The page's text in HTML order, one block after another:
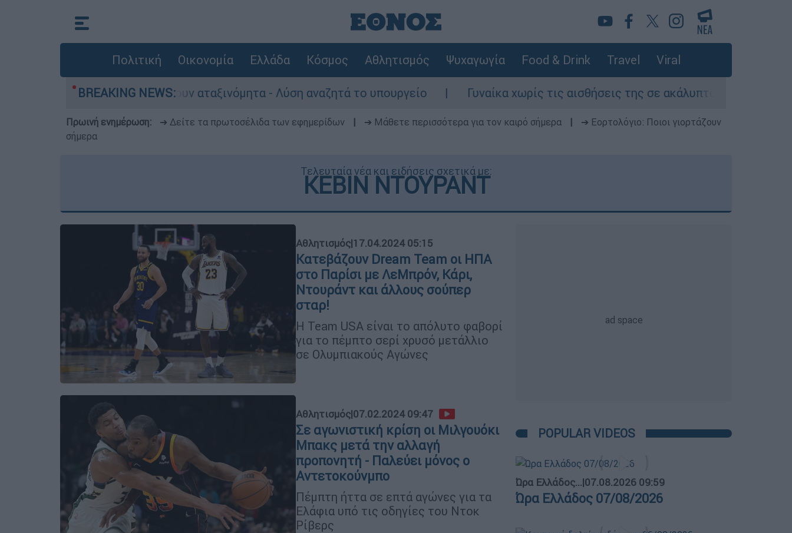
Πολιτική Οικονομία Ελλάδα Κόσμος Αθλητισμός Ψυχαγωγία Food & Drink Travel Viral
BREAKING NEWS:
παραμένουν αταξινόμητα - Λύση αναζητά το υπουργείο Γυναίκα χωρίς τις αισθήσεις της σε ακάλυπτο πολυκατοικίας στη
Πρωινή ενημέρωση: ➔ Δείτε τα πρωτοσέλιδα των εφημερίδων ➔ Μάθετε περισσότερα για τον καιρό σήμερα
➔ Εορτολόγιο: Ποιοι γιορτάζουν
σήμερα
Τελευταία νέα και ειδήσεις σχετικά με:
ΚΕΒΙΝ ΝΤΟΥΡΑΝΤ
Αθλητισμός|17.04.2024 05:15
Κατεβάζουν Dream Team οι ΗΠΑ
στο Παρίσι με ΛεMπρόν, Κάρι,
Ντουράντ και άλλους σούπερ
σταρ!
Η Team USA είναι το απόλυτο φαβορί
για το πέμπτο σερί χρυσό μετάλλιο
σε Ολυμπιακούς Αγώνες
Αθλητισμός|07.02.2024 09:47
Σε αγωνιστική κρίση οι Μιλγουόκι
Μπακς μετά την αλλαγή
προπονητή - Παλεύει μόνος ο
Αντετοκούνμπο
Πέμπτη ήττα σε επτά αγώνες για τα
Ελάφια υπό τις οδηγίες του Ντοκ
Ρίβερς
POPULAR VIDEOS
Ώρα Ελλάδος...|07.08.2026 09:59
Ώρα Ελλάδος 07/08/2026